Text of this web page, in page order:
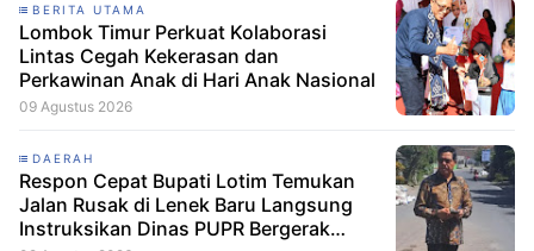
BERITA UTAMA
Lombok Timur Perkuat Kolaborasi
Lintas Cegah Kekerasan dan
Perkawinan Anak di Hari Anak Nasional
09 Agustus 2026
DAERAH
Respon Cepat Bupati Lotim Temukan
Jalan Rusak di Lenek Baru Langsung
Instruksikan Dinas PUPR Bergerak